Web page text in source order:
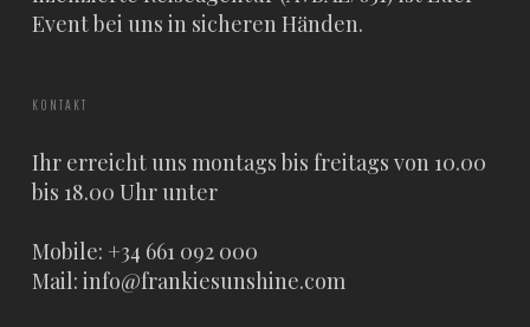
Event bei uns in sicheren Händen.
KONTAKT
Ihr erreicht uns montags bis freitags von 10.00
bis 18.00 Uhr unter
Mobile: +34 661 092 000
Mail: info@frankiesunshine.com